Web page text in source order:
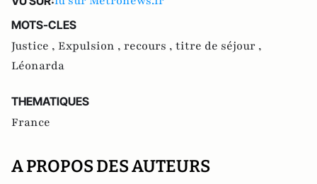
MOTS-CLES
Justice , Expulsion , recours , titre de séjour ,
Léonarda
THEMATIQUES
France
A PROPOS DES AUTEURS